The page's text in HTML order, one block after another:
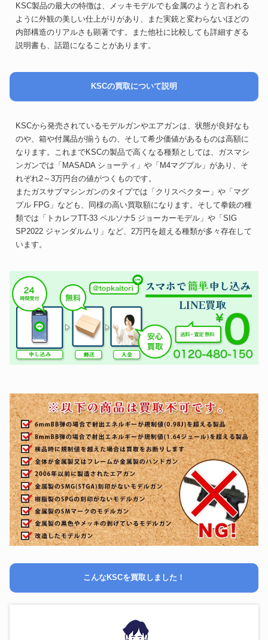
KSC製品の最大の特徴は、メッキモデルでも金属のようと言われる
ように外観の美しい仕上がりがあり、また実銃と変わらないほどの
内部構造のリアルさも顕著です。また他社に比較しても詳細すぎる
説明書も、話題になることがあります。
KSCの買取について説明
KSCから発売されているモデルガンやエアガンは、状態が良好なも
のや、箱や付属品が揃うもの、そして希少価値があるものは高額に
なります。これまでKSCの製品で高くなる種類としては、ガスマシ
ンガンでは「MASADA ショーティ」や「M4マグプル」があり、そ
れぞれ2～3万円台の値がつくものです。
またガスサブマシンガンのタイプでは「クリスベクター」や「マグ
プル FPG」なども、同様の高い買取額になります。そして拳銃の種
類では「トカレフTT-33 ペルソナ5 ジョーカーモデル」や「SIG
SP2022 ジャンダルムリ」など、2万円を超える種類が多々存在して
います。
こんなKSCを買取しました！